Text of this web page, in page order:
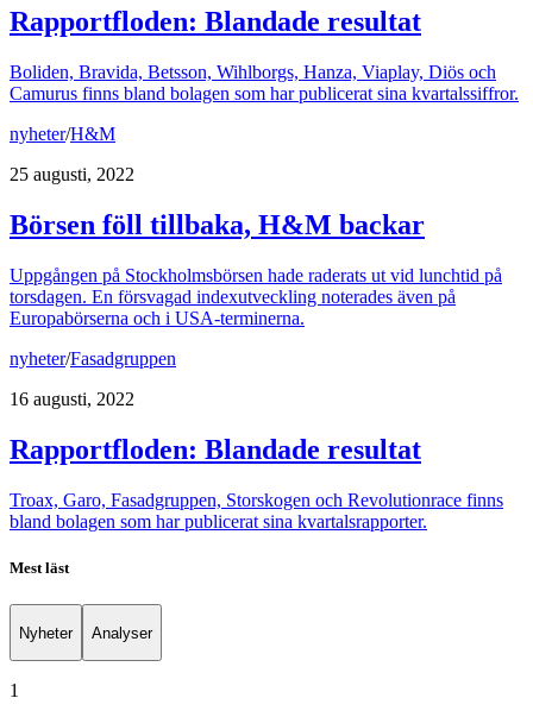
Rapportfloden: Blandade resultat
Boliden, Bravida, Betsson, Wihlborgs, Hanza, Viaplay, Diös och
Camurus finns bland bolagen som har publicerat sina kvartalssiffror.
nyheter/H&M
25 augusti, 2022
Börsen föll tillbaka, H&M backar
Uppgången på Stockholmsbörsen hade raderats ut vid lunchtid på
torsdagen. En försvagad indexutveckling noterades även på
Europabörserna och i USA-terminerna.
nyheter/Fasadgruppen
16 augusti, 2022
Rapportfloden: Blandade resultat
Troax, Garo, Fasadgruppen, Storskogen och Revolutionrace finns
bland bolagen som har publicerat sina kvartalsrapporter.
Mest läst
Nyheter Analyser
1